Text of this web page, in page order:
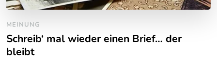
MEINUNG
Schreib‘ mal wieder einen Brief… der
bleibt